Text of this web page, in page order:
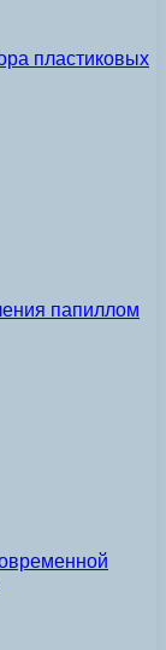
пластиковых
папиллом